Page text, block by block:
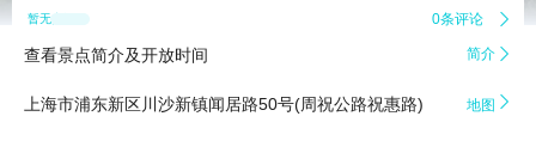
暂无点评 0条评论 
查看景点简介及开放时间 简介 
上海市浦东新区川沙新镇闻居路50号(周祝公路祝惠路) 地图 